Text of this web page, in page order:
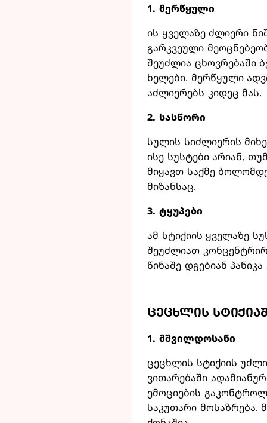
1. მერწყული
ის ყველაზე ძლიერი
გარკვეული
შეუძლია ცხოვრებაში
ხელები. მერწყული
აძლიერებს კიდეც მას.
2. სასწორი
სულის სიძლიერის
ისე სუსტები არიან,
მიყავთ საქმე
მიზანსაც.
3. ტყუპები
ამ სტიქიის ყველაზე
შეუძლიათ
წინაშე დგებიან
ცეცხლის
1. მშვილდოსანი
ცეცხლის სტიქიის
ვითარებაში
ემოციების
საკუთარი